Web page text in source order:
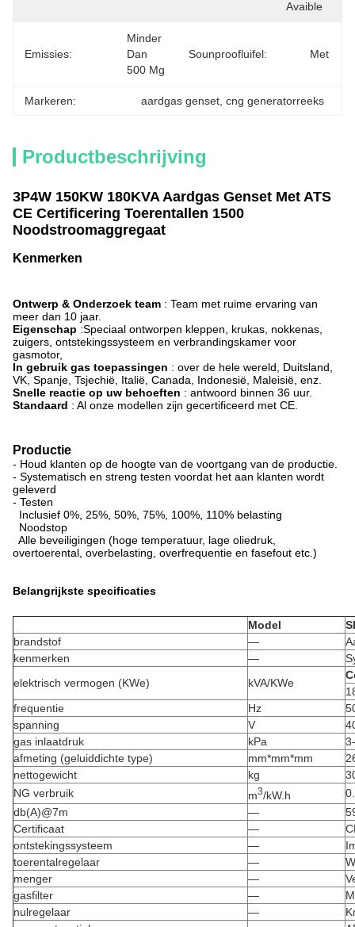
Avaible
Emissies:
Minder
Dan
500 Mg
Sounproofluifel: Met
Markeren: aardgas genset , cng generatorreeks
Productbeschrijving
3P4W 150KW 180KVA Aardgas Genset Met ATS
CE Certificering Toerentallen 1500
Noodstroomaggregaat
Kenmerken
Ontwerp & Onderzoek team : Team met ruime ervaring van
meer dan 10 jaar.
Eigenschap :Speciaal ontworpen kleppen, krukas, nokkenas,
zuigers, ontstekingssysteem en verbrandingskamer voor
gasmotor,
In gebruik gas toepassingen : over de hele wereld, Duitsland,
VK, Spanje, Tsjechië, Italië, Canada, Indonesië, Maleisië, enz.
Snelle reactie op uw behoeften : antwoord binnen 36 uur.
Standaard : Al onze modellen zijn gecertificeerd met CE.
Productie
- Houd klanten op de hoogte van de voortgang van de productie.
- Systematisch en streng testen voordat het aan klanten wordt
geleverd
- Testen
Inclusief 0%, 25%, 50%, 75%, 100%, 110% belasting
Noodstop
Alle beveiligingen (hoge temperatuur, lage oliedruk,
overtoerental, overbelasting, overfrequentie en fasefout etc.)
Belangrijkste specificaties
Model
brandstof
—
kenmerken
—
elektrisch vermogen (KWe)
kVA/KWe
frequentie
Hz
spanning
V
gas inlaatdruk
kPa
afmeting (geluiddichte type)
mm*mm*mm
nettogewicht
kg
NG verbruik
m3/kW.h
db(A)@7m
—
Certificaat
—
ontstekingssysteem
—
toerentalregelaar
—
menger
—
gasfilter
—
nulregelaar
—